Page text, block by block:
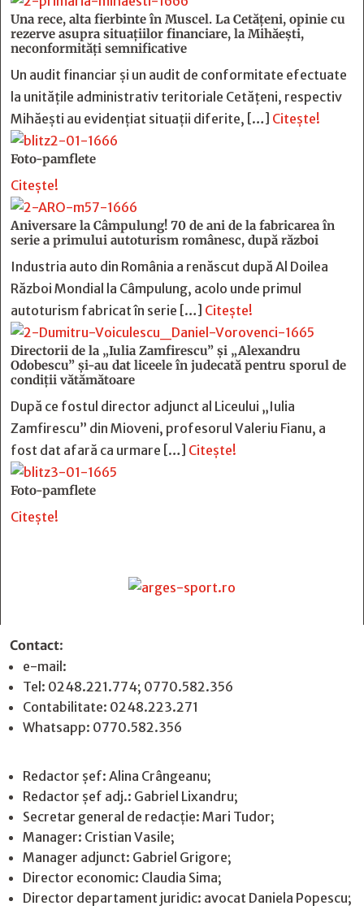
Una rece, alta fierbinte în Muscel. La Cetăţeni, opinie cu
rezerve asupra situaţiilor financiare, la Mihăeşti,
neconformităţi semnificative
Un audit financiar și un audit de conformitate efectuate
la unitățile administrativ teritoriale Cetățeni, respectiv
Mihăești au evidențiat situații diferite, […] Citește!
Foto-pamflete
Citește!
Aniversare la Câmpulung! 70 de ani de la fabricarea în
serie a primului autoturism românesc, după război
Industria auto din România a renăscut după Al Doilea
Război Mondial la Câmpulung, acolo unde primul
autoturism fabricat în serie […] Citește!
Directorii de la „Iulia Zamfirescu” și „Alexandru
Odobescu” și-au dat liceele în judecată pentru sporul de
condiții vătămătoare
După ce fostul director adjunct al Liceului „Iulia
Zamfirescu” din Mioveni, profesorul Valeriu Fianu, a
fost dat afară ca urmare […] Citește!
Foto-pamflete
Citește!
Contact:
e-mail:
Tel: 0248.221.774; 0770.582.356
Contabilitate: 0248.223.271
Whatsapp: 0770.582.356
Redactor șef: Alina Crângeanu;
Redactor șef adj.: Gabriel Lixandru;
Secretar general de redacție: Mari Tudor;
Manager: Cristian Vasile;
Manager adjunct: Gabriel Grigore;
Director economic: Claudia Sima;
Director departament juridic: avocat Daniela Popescu;